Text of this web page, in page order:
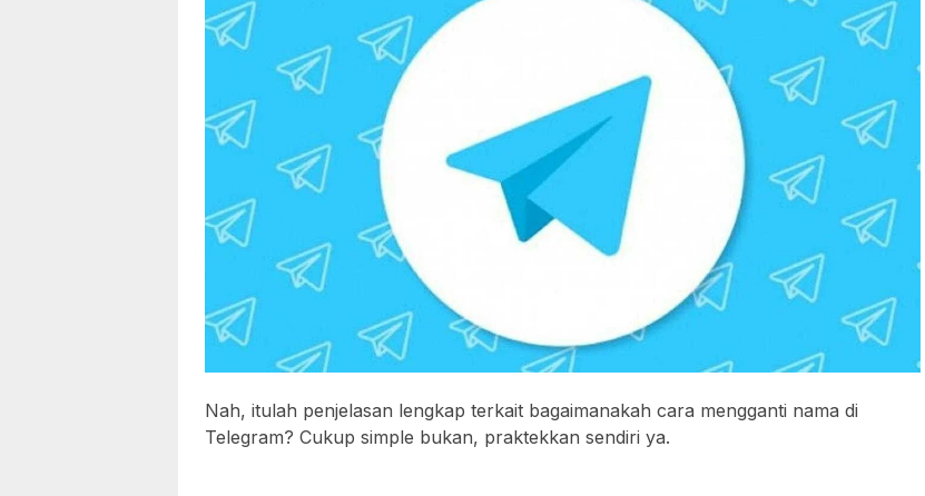
Nah, itulah penjelasan lengkap terkait bagaimanakah cara mengganti nama di
Telegram? Cukup simple bukan, praktekkan sendiri ya.